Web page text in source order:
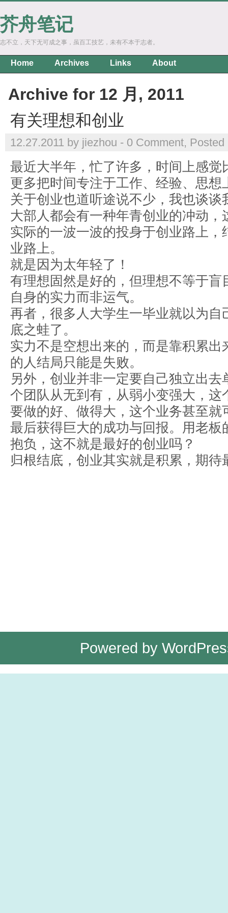
芥舟笔记
志不立，天下无可成之事，虽百工技艺，未有不本于志者。
Home Archives Links About
Archive for 12 月, 2011
有关理想和创业
12.27.2011 by jiezhou - 0 Comment,
最近大半年，忙了许多，时间上感
更多把时间专注于工作、经验、思想
关于创业也道听途说不少，我也谈谈
大部人都会有一种年青创业的冲动
实际的一波一波的投身于创业路上
业路上。
就是因为太年轻了！
有理想固然是好的，但理想不等于
自身的实力而非运气。
再者，很多人大学生一毕业就以为
底之蛙了。
实力不是空想出来的，而是靠积累
的人结局只能是失败。
另外，创业并非一定要自己独立出
个团队从无到有，从弱小变强大，
要做的好、做得大，这个业务甚至
最后获得巨大的成功与回报。用老
抱负，这不就是最好的创业吗？
归根结底，创业其实就是积累，期待
Powered by